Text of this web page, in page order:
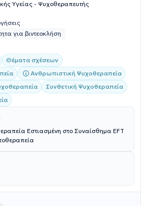
Υγείας - Ψυχοθεραπευτής
για βιντεοκλήση
Θέματα σχέσεων
Ανθρωπιστική Ψυχοθεραπεία
Συνθετική Ψυχοθεραπεία
Εστιασμένη στο Συναίσθημα EFT